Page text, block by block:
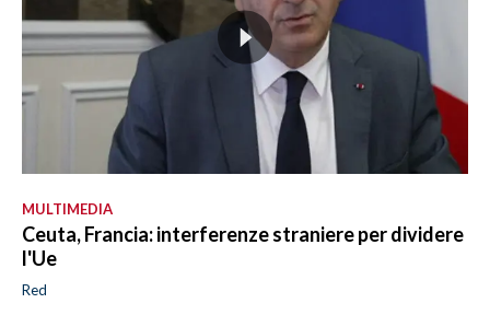
MULTIMEDIA
Ceuta, Francia: interferenze straniere per dividere
l'Ue
Red